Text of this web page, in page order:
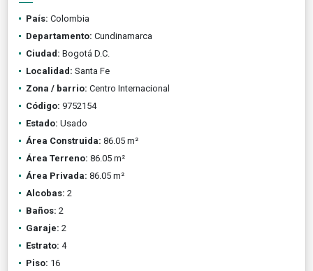
País: Colombia
Departamento: Cundinamarca
Ciudad: Bogotá D.C.
Localidad: Santa Fe
Zona / barrio: Centro Internacional
Código: 9752154
Estado: Usado
Área Construida: 86.05 m²
Área Terreno: 86.05 m²
Área Privada: 86.05 m²
Alcobas: 2
Baños: 2
Garaje: 2
Estrato: 4
Piso: 16